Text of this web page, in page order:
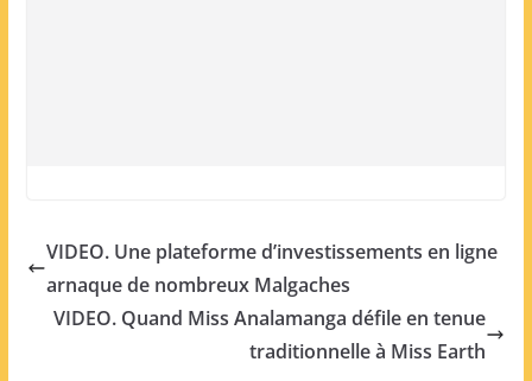
VIDEO. Une plateforme d’investissements en ligne
arnaque de nombreux Malgaches
VIDEO. Quand Miss Analamanga défile en tenue
traditionnelle à Miss Earth